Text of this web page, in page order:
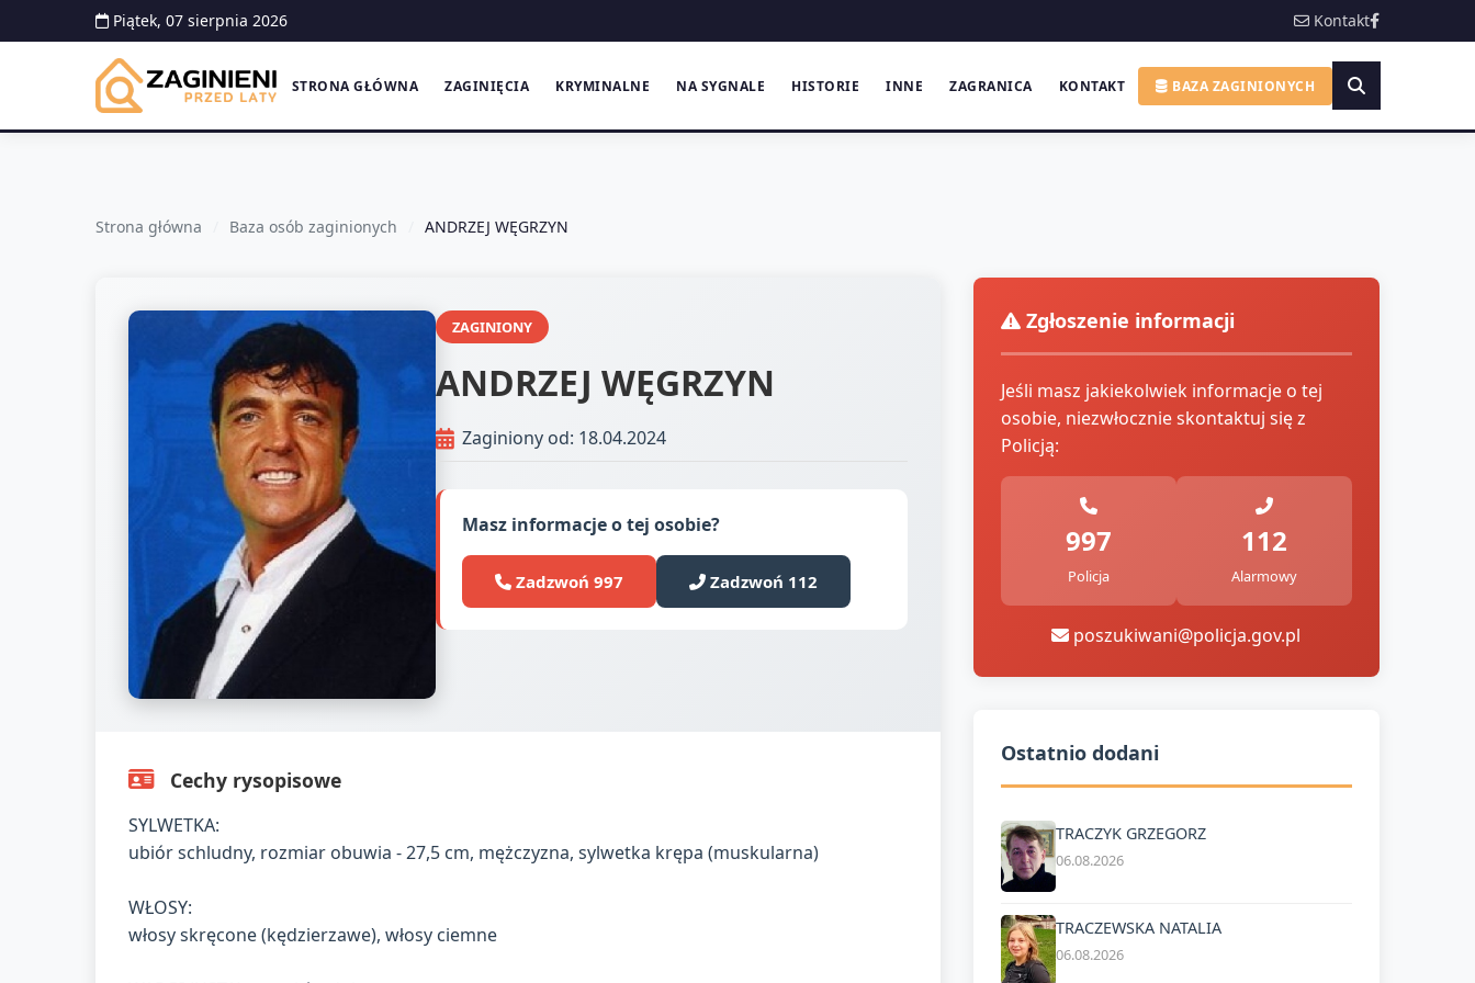
Piątek, 07 sierpnia 2026 Kontakt
STRONA GŁÓWNA ZAGINIĘCIA KRYMINALNE NA SYGNALE HISTORIE INNE ZAGRANICA KONTAKT BAZA ZAGINIONYCH
Strona główna Baza osób zaginionych ANDRZEJ WĘGRZYN
ZAGINIONY
ANDRZEJ WĘGRZYN
Zaginiony od: 18.04.2024
Masz informacje o tej osobie?
Zadzwoń 997 Zadzwoń 112
Cechy rysopisowe
SYLWETKA:
ubiór schludny, rozmiar obuwia - 27,5 cm, mężczyzna, sylwetka krępa (muskularna)
WŁOSY:
włosy skręcone (kędzierzawe), włosy ciemne
Zgłoszenie informacji
Jeśli masz jakiekolwiek informacje o tej
osobie, niezwłocznie skontaktuj się z
Policją:
997
Policja
112
Alarmowy
poszukiwani@policja.gov.pl
Ostatnio dodani
TRACZYK GRZEGORZ
06.08.2026
TRACZEWSKA NATALIA
06.08.2026